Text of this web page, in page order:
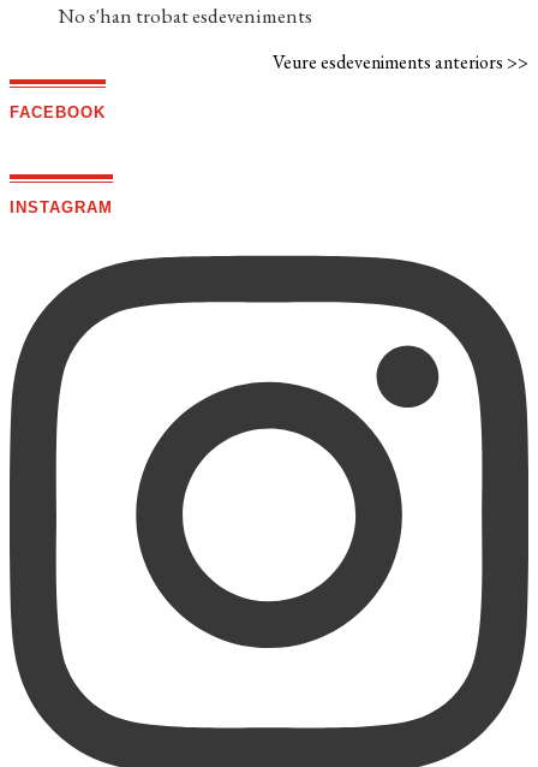
No s'han trobat esdeveniments
Veure esdeveniments anteriors >>
FACEBOOK
INSTAGRAM